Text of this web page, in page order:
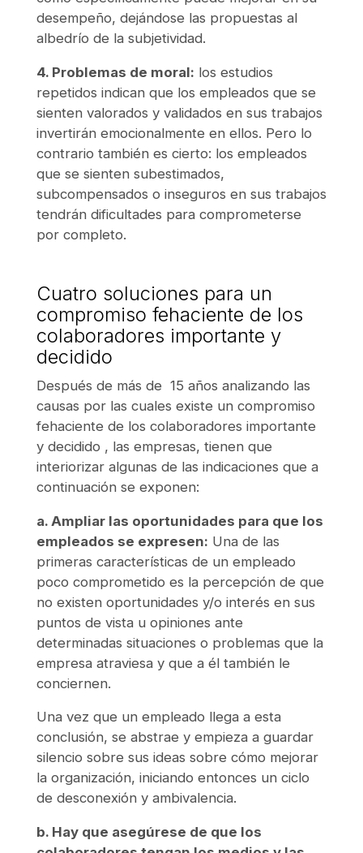
desempeño, dejándose las propuestas al
albedrío de la subjetividad.
4. Problemas de moral: los estudios
repetidos indican que los empleados que se
sienten valorados y validados en sus trabajos
invertirán emocionalmente en ellos. Pero lo
contrario también es cierto: los empleados
que se sienten subestimados,
subcompensados o inseguros en sus trabajos
tendrán dificultades para comprometerse
por completo.
Cuatro soluciones para un
compromiso fehaciente de los
colaboradores importante y
decidido
Después de más de 15 años analizando las
causas por las cuales existe un compromiso
fehaciente de los colaboradores importante
y decidido , las empresas, tienen que
interiorizar algunas de las indicaciones que a
continuación se exponen:
a. Ampliar las oportunidades para que los
empleados se expresen: Una de las
primeras características de un empleado
poco comprometido es la percepción de que
no existen oportunidades y/o interés en sus
puntos de vista u opiniones ante
determinadas situaciones o problemas que la
empresa atraviesa y que a él también le
conciernen.
Una vez que un empleado llega a esta
conclusión, se abstrae y empieza a guardar
silencio sobre sus ideas sobre cómo mejorar
la organización, iniciando entonces un ciclo
de desconexión y ambivalencia.
b. Hay que asegúrese de que los